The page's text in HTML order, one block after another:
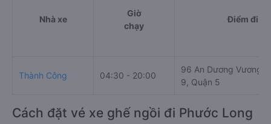
Nhà xe
Giờ
chạy
Điểm đi
Thành Công 04:30 - 20:00
96 An Dương Vương,
9, Quận 5
Cách đặt vé xe ghế ngồi đi Phước Long